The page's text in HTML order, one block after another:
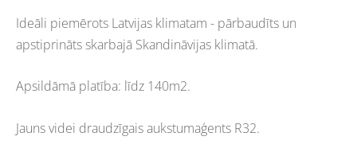
Ideāli piemērots Latvijas klimatam - pārbaudīts un
apstiprināts skarbajā Skandināvijas klimatā.
Apsildāmā platība: līdz 140m2.
Jauns videi draudzīgais aukstumaģents R32.